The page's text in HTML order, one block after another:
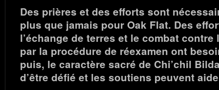
Des prières et des efforts sont
plus que jamais pour Oak Flat. Des
l’échange de terres et le combat
par la procédure de réexamen ont
puis, le caractère sacré de Chi’chil
d’être défié et les soutiens peuvent